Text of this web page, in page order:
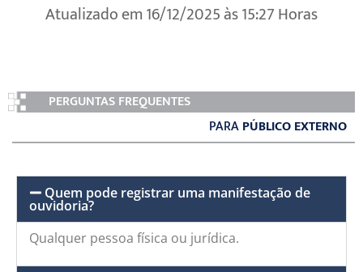
Atualizado em 16/12/2025 às 15:27 Horas
PERGUNTAS FREQUENTES
PARAPÚBLICO EXTERNO
Quem pode registrar uma manifestação de
ouvidoria?
Qualquer pessoa física ou jurídica.